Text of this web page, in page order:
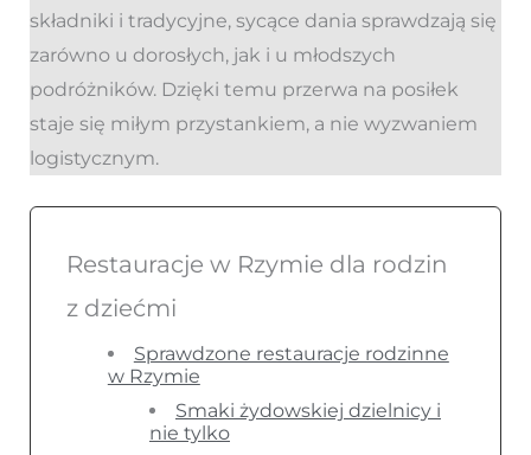
składniki i tradycyjne, sycące dania sprawdzają się
zarówno u dorosłych, jak i u młodszych
podróżników. Dzięki temu przerwa na posiłek
staje się miłym przystankiem, a nie wyzwaniem
logistycznym.
Restauracje w Rzymie dla rodzin
z dziećmi
Sprawdzone restauracje rodzinne
w Rzymie
Smaki żydowskiej dzielnicy i
nie tylko